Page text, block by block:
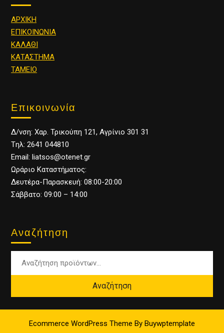
ΑΡΧΙΚΗ
ΕΠΙΚΟΙΝΩΝΙΑ
ΚΑΛΑΘΙ
ΚΑΤΑΣΤΗΜΑ
ΤΑΜΕΙΟ
Επικοινωνία
Δ/νση: Χαρ. Τρικούπη 121, Αγρίνιο 301 31
Tηλ: 2641 044810
Email: liatsos@otenet.gr
Ωράριο Καταστήματος:
Δευτέρα-Παρασκευή: 08:00-20:00
Σάββατο: 09:00 – 14:00
Αναζήτηση
Αναζήτηση
Ecommerce WordPress Theme By Buywptemplate